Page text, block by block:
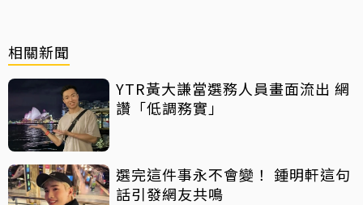
相關新聞
YTR黃大謙當選務人員畫面流出 網
讚「低調務實」
選完這件事永不會變！ 鍾明軒這句
話引發網友共鳴